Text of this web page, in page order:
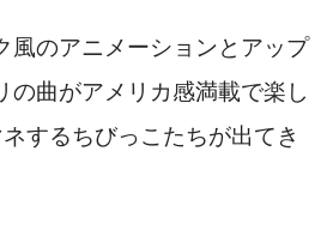
風のアニメーションとアップ
の曲がアメリカ感満載で楽し
するちびっこたちが出てき